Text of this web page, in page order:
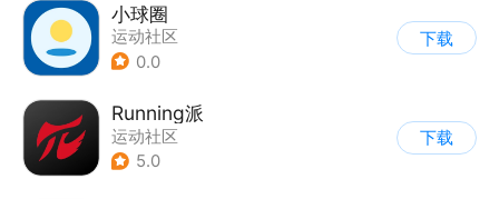
小球圈
运动社区
0.0
下载
Running派
运动社区
5.0
下载